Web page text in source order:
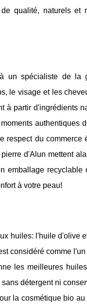
qualité, naturels
un spécialiste de la
le visage et les
à partir d'ingrédients
authentiques
respect du commerce
d'Alun mettent
emballage
à votre peau!
huiles: l'huile d'olive
considéré comme
les meilleures
détergent ni
la cosmétique bio